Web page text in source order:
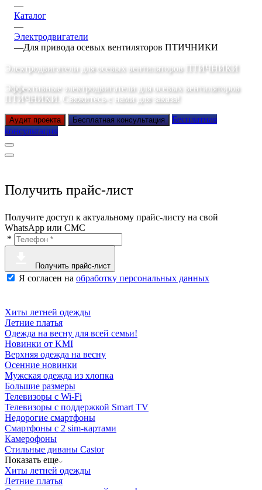
—
Каталог
—
Электродвигатели
—Для привода осевых вентиляторов ПТИЧНИКИ
Электродвигатели для осевых вентиляторов ПТИЧНИКИ
Эффективные электродвигатели для осевых вентиляторов
ПТИЧНИКИ. Свяжитесь с нами для заказа!
Аудит проекта Бесплатная консультация
Бесплатная
консультация
Получить прайс-лист
Получите доступ к актуальному прайс-листу на свой
WhatsApp или СМС
*
Получить прайс-лист
Я согласен на обработку персональных данных
Хиты летней одежды
Летние платья
Одежда на весну для всей семьи!
Новинки от KMI
Верхняя одежда на весну
Осенние новинки
Мужская одежда из хлопка
Большие размеры
Телевизоры с Wi-Fi
Телевизоры с поддержкой Smart TV
Недорогие смартфоны
Смартфоны с 2 sim-картами
Камерофоны
Стильные диваны Castor
Показать еще
Хиты летней одежды
Летние платья